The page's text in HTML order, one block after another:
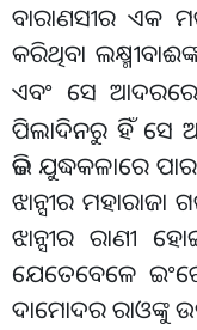
ବାରାଣସୀର ଏକ
କରିଥିବା
ଏବଂ ସେ ଆଦରରେ
ପିଲାଦିନରୁ ହିଁ ସେ
ଭଳି ଯୁଦ୍ଧକଳାରେ
ଝାନ୍ସୀର
ଝାନ୍ସୀର ରାଣୀ
ଯେତେବେଳେ
ଦାମୋଦର ରାଓଙ୍କୁ